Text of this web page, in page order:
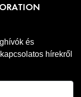
és
hírekről